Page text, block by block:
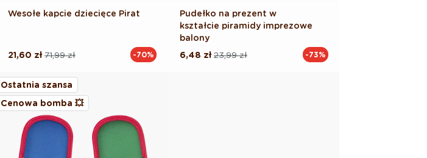
Wesołe kapcie dziecięce Pirat
Cena
71,99 zł
Cena
21,60 zł -70%
Pudełko na prezent w
kształcie piramidy imprezowe
balony
Cena
23,99 zł
Cena
6,48 zł -73%
Ostatnia szansa
Cenowa bomba 💥